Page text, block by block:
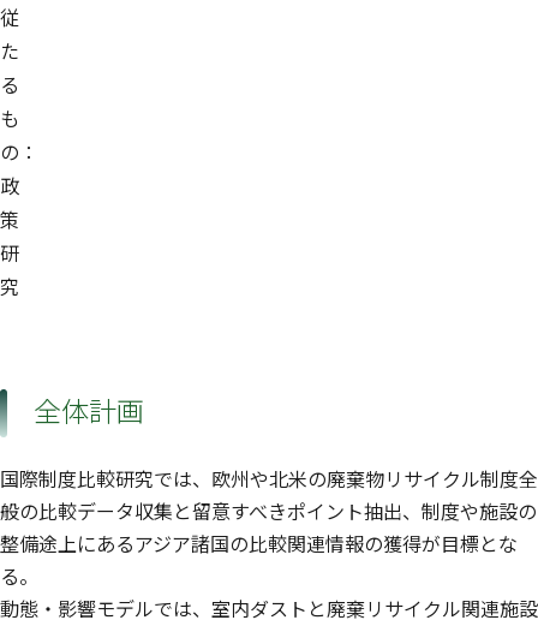
従
た
る
も
の：
政
策
研
究
全体計画
国際制度比較研究では、欧州や北米の廃棄物リサイクル制度全
般の比較データ収集と留意すべきポイント抽出、制度や施設の
整備途上にあるアジア諸国の比較関連情報の獲得が目標とな
る。
動態・影響モデルでは、室内ダストと廃棄リサイクル関連施設